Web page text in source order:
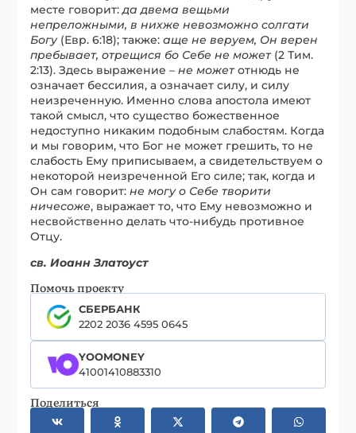
месте говорит:да двема вещьми
непреложными, в нихже невозможно солгати
Богу(Евр. 6:18); также:аще не веруем, Он верен
пребывает, отрещися бо Себе не может(2 Тим.
2:13). Здесь выражение –не можетотнюдь не
означает бессилия, а означает силу, и силу
неизреченную. Именно слова апостола имеют
такой смысл, что существо божественное
недоступно никаким подобным слабостям. Когда
и мы говорим, что Бог не может грешить, то не
слабость Ему приписываем, а свидетельствуем о
некоторой неизреченной Его силе; так, когда и
Он сам говорит:не могу о Себе творити
ничесоже, выражает то, что Ему невозможно и
несвойственно делать что-нибудь противное
Отцу.
св. Иоанн Златоуст
Помочь проекту
СБЕРБАНК
2202 2036 4595 0645
YOOMONEY
41001410883310
Поделиться